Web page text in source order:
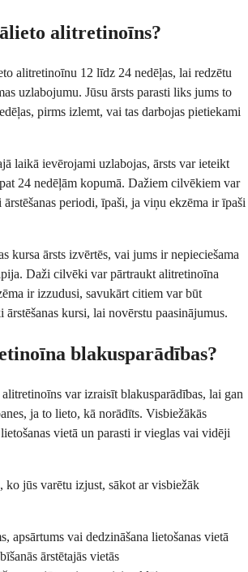
alitretinoīns?
alitretinoīnu 12 līdz 24 nedēļas, lai redzētu
uzlabojumu. Jūsu ārsts parasti liks jums to
pirms izlemt, vai tas darbojas pietiekami
laikā ievērojami uzlabojas, ārsts var ieteikt
24 nedēļām kopumā. Dažiem cilvēkiem var
periodi, īpaši, ja viņu ekzēma ir īpaši
kursa ārsts izvērtēs, vai jums ir nepieciešama
Daži cilvēki var pārtraukt alitretinoīna
ir izzudusi, savukārt citiem var būt
kursi, lai novērstu paasinājumus.
blakusparādības?
var izraisīt blakusparādības, lai gan
ja to lieto, kā norādīts. Visbiežākās
vietā un parasti ir vieglas vai vidēji
ko jūs varētu izjust, sākot ar visbiežāk
apsārtums vai dedzināšana lietošanas vietā
ārstētajās vietās